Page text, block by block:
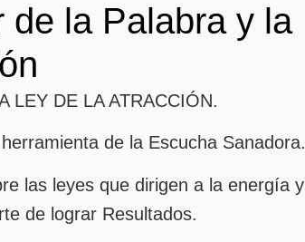
de la Palabra y la
LEY DE LA ATRACCIÓN.
de la Escucha Sanadora.
las leyes que dirigen a la energía y
de lograr Resultados.